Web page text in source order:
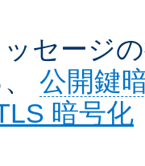
セージ
公開鍵
暗号化